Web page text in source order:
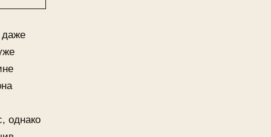
даже
однако